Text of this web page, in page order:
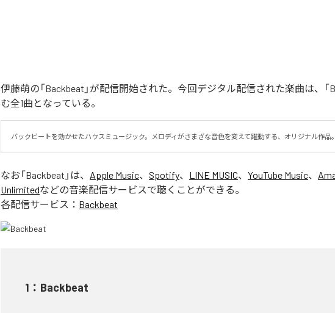
伊藤萌の「Backbeat」が配信開始された。今回デジタル配信された楽曲は、「
む全1曲となっている。
バックビートを効かせたハウスミュージック。メロディがさまざな音色を変えて躍動する、オリジナル作品。
なお「Backbeat 」は、 Apple Music、 Spotify、 LINE MUSIC、 YouTube Music、
Unlimitedなどの音楽配信サービスで聴くことができる。
各配信サービス： Backbeat
1 ： Backbeat